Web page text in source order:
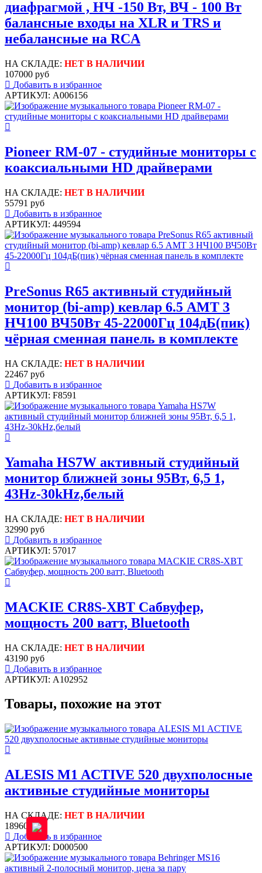
диафрагмой , НЧ -150 Вт, ВЧ - 100 Вт
балансные входы на XLR и TRS и
небалансные на RCA
НА СКЛАДЕ: НЕТ В НАЛИЧИИ
107000 руб
Добавить в избранное
АРТИКУЛ: A006156
Pioneer RM-07 - студийные мониторы с
коаксиальными HD драйверами
НА СКЛАДЕ: НЕТ В НАЛИЧИИ
55791 руб
Добавить в избранное
АРТИКУЛ: 449594
PreSonus R65 активный студийный
монитор (bi-amp) кевлар 6.5 AMT 3
НЧ100 ВЧ50Вт 45-22000Гц 104дБ(пик)
чёрная сменная панель в комплекте
НА СКЛАДЕ: НЕТ В НАЛИЧИИ
22467 руб
Добавить в избранное
АРТИКУЛ: F8591
Yamaha HS7W активный студийный
монитор ближней зоны 95Вт, 6,5 1,
43Hz-30kHz,белый
НА СКЛАДЕ: НЕТ В НАЛИЧИИ
32990 руб
Добавить в избранное
АРТИКУЛ: 57017
MACKIE CR8S-XBT Сабвуфер,
мощность 200 ватт, Bluetooth
НА СКЛАДЕ: НЕТ В НАЛИЧИИ
43190 руб
Добавить в избранное
АРТИКУЛ: A102952
Товары, похожие на этот
ALESIS M1 ACTIVE 520 двухполосные
активные студийные мониторы
НА СКЛАДЕ: НЕТ В НАЛИЧИИ
18960 руб
Добавить в избранное
АРТИКУЛ: D000500